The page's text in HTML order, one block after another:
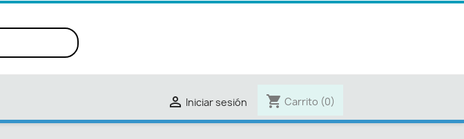
 Iniciar sesión shopping_cart Carrito (0)